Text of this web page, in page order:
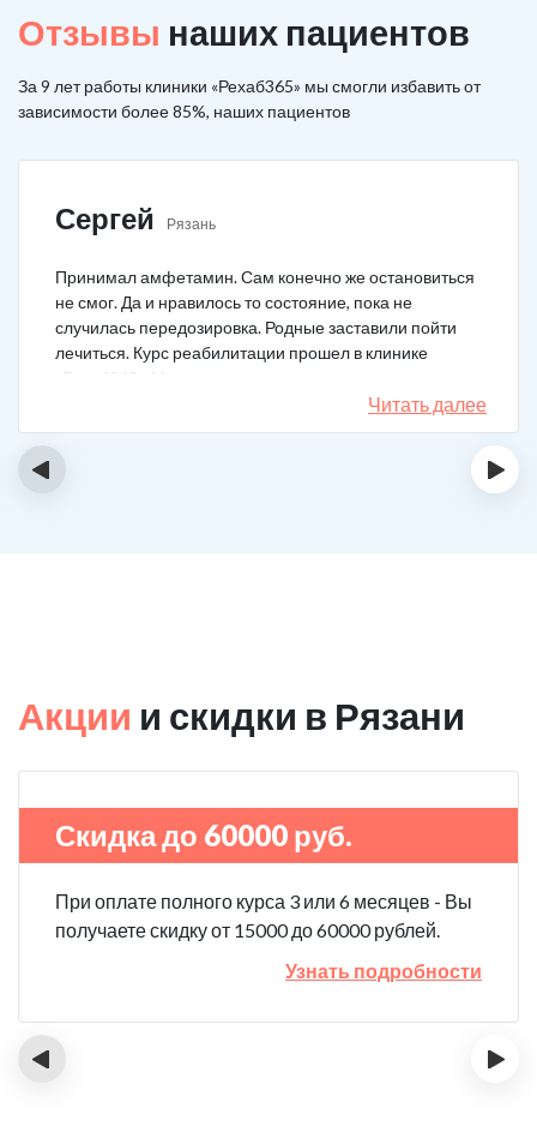
Отзывы наших пациентов
За 9 лет работы клиники «Рехаб365» мы смогли избавить от
зависимости более 85%, наших пациентов
Сергей Рязань
Принимал амфетамин. Сам конечно же остановиться
не смог. Да и нравилось то состояние, пока не
случилась передозировка. Родные заставили пойти
лечиться. Курс реабилитации прошел в клинике
«Рехаб365». Много месяцев уже не принимаю.
Читать далее
‹ ›
Акции и скидки в Рязани
Скидка до 60000 руб.
При оплате полного курса 3 или 6 месяцев - Вы
получаете скидку от 15000 до 60000 рублей.
Узнать подробности
‹ ›